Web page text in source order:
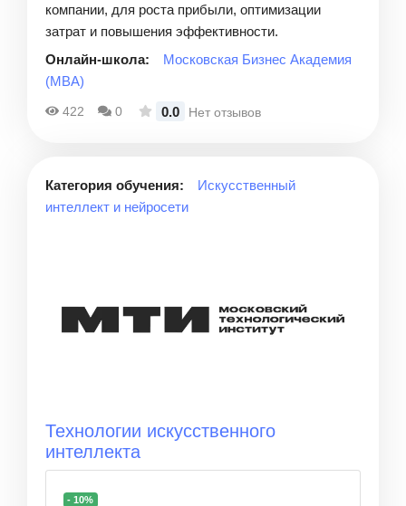
компании, для роста прибыли, оптимизации
затрат и повышения эффективности.
Онлайн-школа:
Московская Бизнес Академия
(MBA)
422 0 0.0 Нет отзывов
Категория обучения:
Искусственный
интеллект и нейросети
Технологии искусственного
интеллекта
- 10%